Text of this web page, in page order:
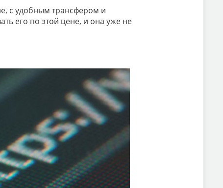
с удобным трансфером и
его по этой цене, и она уже не